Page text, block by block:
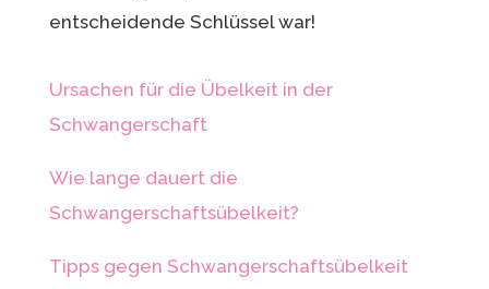
entscheidende Schlüssel war!
Ursachen für die Übelkeit in der
Schwangerschaft
Wie lange dauert die
Schwangerschaftsübelkeit?
Tipps gegen Schwangerschaftsübelkeit